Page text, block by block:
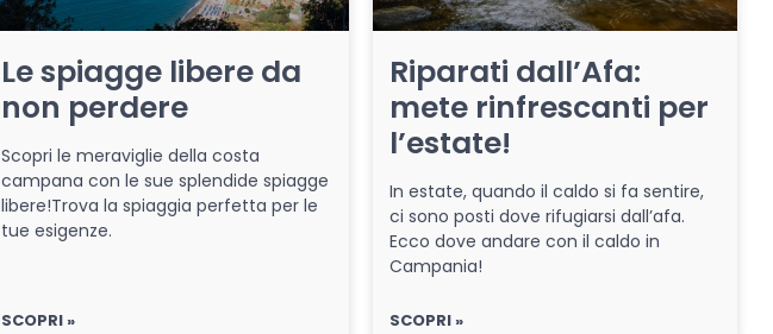
Le spiagge libere da
non perdere
Scopri le meraviglie della costa
campana con le sue splendide spiagge
libere!Trova la spiaggia perfetta per le
tue esigenze.
SCOPRI »
Riparati dall’Afa:
mete rinfrescanti per
l’estate!
In estate, quando il caldo si fa sentire,
ci sono posti dove rifugiarsi dall’afa.
Ecco dove andare con il caldo in
Campania!
SCOPRI »